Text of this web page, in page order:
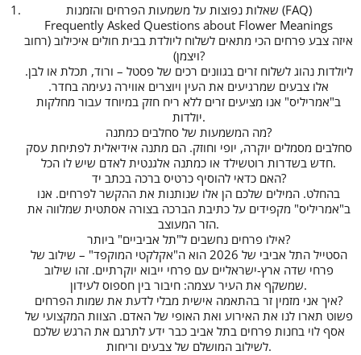
שאלות נפוצות על משמעות הפרחים והזמנות (FAQ)
Frequently Asked Questions about Flower Meanings
איזה צבע פרחים הכי מתאים לשלוח ליולדת בבית חולים איכילוב (רחוב
ויצמן)?
ליולדות נהוג לשלוח זרים בגוונים רכים של פסטל – ורוד, תכלת או לבן.
אלו צבעים שמרגיעים את העין ויוצרים אווירה נעימה בחדר.
ב"אמריליס" אנו מציעים זרים ללא ריח חזק במיוחד עבור מחלקות
יולדות.
מה המשמעות של סחלבים כמתנה?
סחלבים מסמלים יוקרה, יופי וחוזק. הם מתנה אידיאלית לפתיחת עסק
חדש בשדרות רוטשילד או כמתנה אלגנטית לאדם שיש לו הכל.
האם כדאי להוסיף כרטיס ברכה בכתב יד?
בהחלט. המילים שלכם הן אלו שנותנות את ההקשר לפרחים. אנו
ב"אמריליס" מקפידים על כתיבת הברכה בצורה אסתטית שמלווה את
הזר המעוצב.
אילו פרחים נחשבים ל"תל אביביים" ביותר?
הסטייל התל אביבי של 2026 הוא ה"אקלקטי המוקפד" – שילוב של
פרחי שדה ארץ-ישראליים עם פרחי ייבוא יוקרתיים. זהו שילוב
שמשקף את העיר עצמה: חיבור בין חספוס לעידון.
איך אני מזמין זר בהתאמה אישית מבלי לדעת את שמות הפרחים?
פשוט תארו לנו את האירוע ואת האופי של האדם. הצוות המקצועי של
אסף לוי בחנות פרחים בתל אביב כבר ידע לתרגם את הרגש שלכם
לשילוב המושלם של צבעים וריחות.